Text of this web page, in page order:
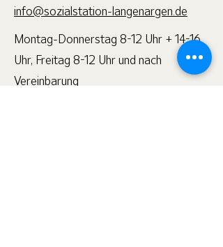
info@sozialstation-langenargen.de
Montag-Donnerstag 8-12 Uhr + 14-16
Uhr, Freitag 8-12 Uhr und nach
Vereinbarung